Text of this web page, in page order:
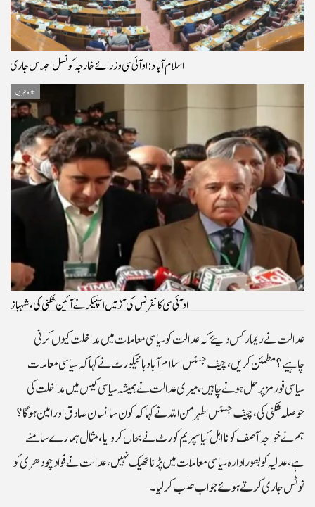
اسلام آباد: او آئی سی وزرائے خارجہ کونسل اجلاس جاری
تازہ خبریں
او آئی سی کانفرنس کی آڑ میں اسپیکر نے آئین شکنی کی، شہباز
عدالت نے ریمارکس دیئے کہ عدالت کو سیاسی معاملات میں مداخلت کیوں کرنی
چاہیے؟ مطمئن کریں، چیف جسٹس اسلام آبادہائیکورٹ نے کہا کہ سیاسی معاملات
سیاسی فورمز پر حل ہونے چاہیں، میری عدالت نے ہمیشہ سیاسی کیس میں مداخلت کی
حوصلہ شکنی کی، چیف جسٹس اطہر من اللہ نے کہا کہ کون سا انسان صادق اور امین ہو گا؟
ہم نے خواجہ آصف کو نااہل کیا سپریم کورٹ نے بحال کردیا،مثال ہمارے سامنے
ہے،عدلیہ کو بطور ادارہ سیاسی معاملات میں پڑنا ٹھیک نہیں،عدالت نے فواد چودھری کو
نوٹس جاری کرتے ہوئے جواب طلب کرلیا۔